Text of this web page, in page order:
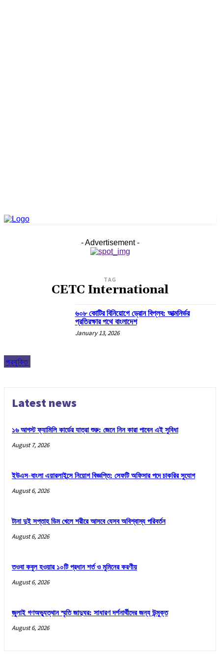
- Advertisement -
TAG
CETC International
প্রযুক্তি
৬০৮ কোটির বিনিয়োগে ড্রোন বিপ্লব: আত্মনির্ভর
প্রতিরক্ষার পথে বাংলাদেশ
January 13, 2026
Latest news
১৬ আগস্ট ফ্যামিলি কার্ডের যাত্রা শুরু: জেনে নিন কারা পাবেন এই সুবিধা
August 7, 2026
ইউএস-বাংলা এয়ারলাইন্সে নিয়োগ বিজ্ঞপ্তি: সেফটি অফিসার পদে চাকরির সুযোগ
August 6, 2026
টানা দুই সপ্তাহ ডিম খেলে শরীরে আসবে যেসব অবিশ্বাস্য পরিবর্তন
August 6, 2026
তওবা কবুল হওয়ার ১০টি প্রধান শর্ত ও মুমিনের করণীয়
August 6, 2026
জুলাই গণঅভ্যুত্থান স্মৃতি জাদুঘর: সাধারণ দর্শনার্থীদের জন্য উন্মুক্ত
August 6, 2026